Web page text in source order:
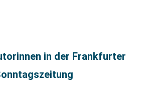
in der Frankfurter